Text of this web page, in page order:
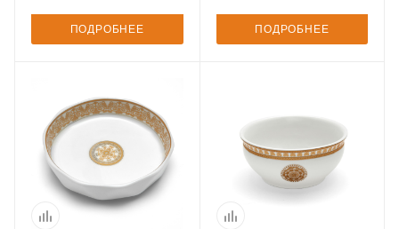
ПОДРОБНЕЕ ПОДРОБНЕЕ